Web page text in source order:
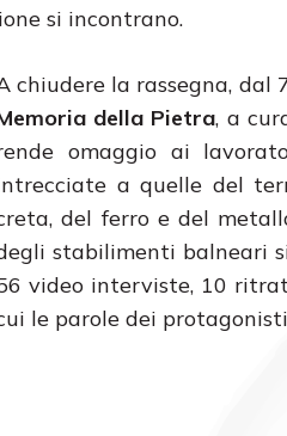
si incontrano.
chiudere la rassegna, dal
della Pietra, a
omaggio ai
a quelle del
del ferro e del
stabilimenti balneari
video interviste, 10
le parole dei